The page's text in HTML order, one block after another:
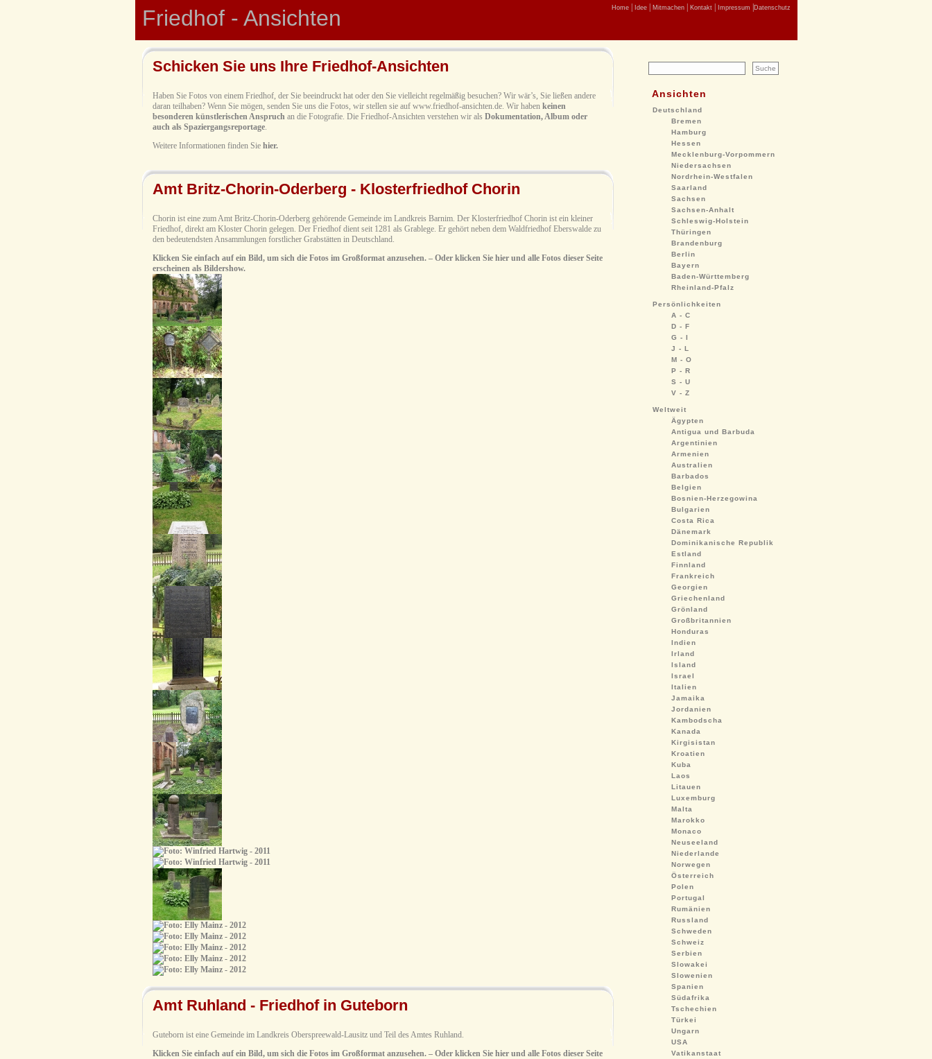
Friedhof - Ansichten Home Idee Mitmachen Kontakt Impressum Datenschutz
Schicken Sie uns Ihre Friedhof-Ansichten
Haben Sie Fotos von einem Friedhof, der Sie beeindruckt hat oder den Sie vielleicht regelmäßig besuchen? Wir wär’s, Sie ließen andere
daran teilhaben? Wenn Sie mögen, senden Sie uns die Fotos, wir stellen sie auf www.friedhof-ansichten.de. Wir haben keinen
besonderen künstlerischen Anspruchan die Fotografie. Die Friedhof-Ansichten verstehen wir als Dokumentation, Album oder
auch als Spaziergangsreportage.
Weitere Informationen finden Sie hier.
Amt Britz-Chorin-Oderberg - Klosterfriedhof Chorin
Chorin ist eine zum Amt Britz-Chorin-Oderberg gehörende Gemeinde im Landkreis Barnim. Der Klosterfriedhof Chorin ist ein kleiner
Friedhof, direkt am Kloster Chorin gelegen. Der Friedhof dient seit 1281 als Grablege. Er gehört neben dem Waldfriedhof Eberswalde zu
den bedeutendsten Ansammlungen forstlicher Grabstätten in Deutschland.
Klicken Sie einfach auf ein Bild, um sich die Fotos im Großformat anzusehen. – Oder klicken Sie hier und alle Fotos dieser Seite
erscheinen als Bildershow.
Amt Ruhland - Friedhof in Guteborn
Guteborn ist eine Gemeinde im Landkreis Oberspreewald-Lausitz und Teil des Amtes Ruhland.
Klicken Sie einfach auf ein Bild, um sich die Fotos im Großformat anzusehen. – Oder klicken Sie hier und alle Fotos dieser Seite
Ansichten
Deutschland
Bremen
Hamburg
Hessen
Mecklenburg-Vorpommern
Niedersachsen
Nordrhein-Westfalen
Saarland
Sachsen
Sachsen-Anhalt
Schleswig-Holstein
Thüringen
Brandenburg
Berlin
Bayern
Baden-Württemberg
Rheinland-Pfalz
Persönlichkeiten
A - C
D - F
G - I
J - L
M - O
P - R
S - U
V - Z
Weltweit
Ägypten
Antigua und Barbuda
Argentinien
Armenien
Australien
Barbados
Belgien
Bosnien-Herzegowina
Bulgarien
Costa Rica
Dänemark
Dominikanische Republik
Estland
Finnland
Frankreich
Georgien
Griechenland
Grönland
Großbritannien
Honduras
Indien
Irland
Island
Israel
Italien
Jamaika
Jordanien
Kambodscha
Kanada
Kirgisistan
Kroatien
Kuba
Laos
Litauen
Luxemburg
Malta
Marokko
Monaco
Neuseeland
Niederlande
Norwegen
Österreich
Polen
Portugal
Rumänien
Russland
Schweden
Schweiz
Serbien
Slowakei
Slowenien
Spanien
Südafrika
Tschechien
Türkei
Ungarn
USA
Vatikanstaat